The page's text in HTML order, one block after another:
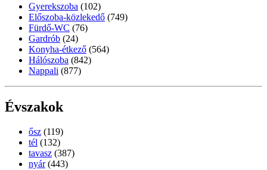
Gyerekszoba (102)
Előszoba-közlekedő (749)
Fürdő-WC (76)
Gardrób (24)
Konyha-étkező (564)
Hálószoba (842)
Nappali (877)
Évszakok
ősz (119)
tél (132)
tavasz (387)
nyár (443)